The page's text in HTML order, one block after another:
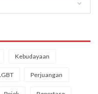
Kebudayaan
Perjuangan